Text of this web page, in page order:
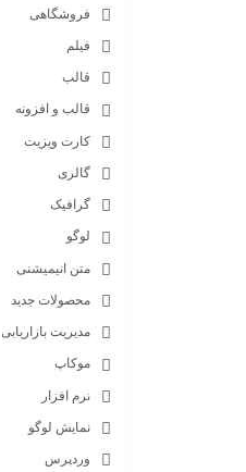
فروشگاهی
فیلم
قالب
قالب و افزونه
کارت ویزیت
گالری
گرافیک
لوگو
متن انیمیشنی
محصولات جدید
مدیریت بازاریابی
موکاپ
نرم افزار
نمایش لوگو
وردپرس